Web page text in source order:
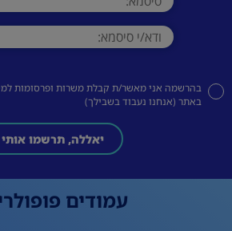
בהרשמה אני מאשר/ת קבלת משרות ופרסומות
באתר (אנחנו נעבוד בשבילך)
יאללה, תרשמו אותי
עמודים